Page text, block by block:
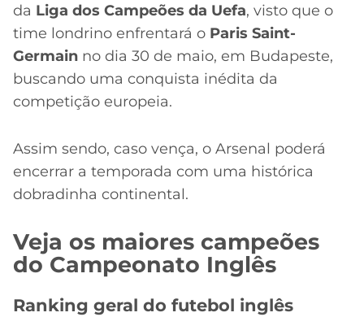
da Liga dos Campeões da Uefa, visto que o
time londrino enfrentará o Paris Saint-
Germain no dia 30 de maio, em Budapeste,
buscando uma conquista inédita da
competição europeia.
Assim sendo, caso vença, o Arsenal poderá
encerrar a temporada com uma histórica
dobradinha continental.
Veja os maiores campeões
do Campeonato Inglês
Ranking geral do futebol inglês